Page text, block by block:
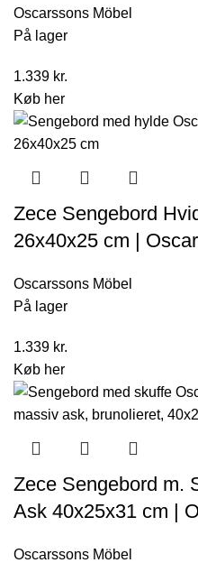
Oscarssons Möbel
På lager
1.339 kr.
Køb her
Zece Sengebord
26x40x25 cm |
Oscarssons Möbel
På lager
1.339 kr.
Køb her
Zece Sengebord m.
Ask 40x25x31 cm |
Oscarssons Möbel